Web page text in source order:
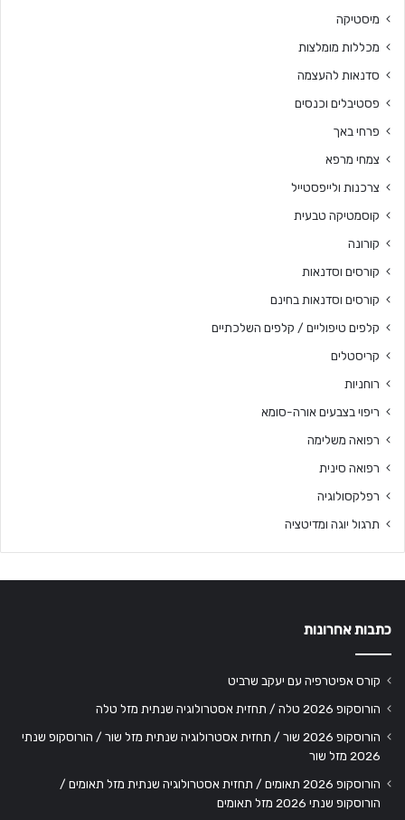
מיסטיקה
מכללות מומלצות
סדנאות להעצמה
פסטיבלים וכנסים
פרחי באך
צמחי מרפא
צרכנות ולייפסטייל
קוסמטיקה טבעית
קורונה
קורסים וסדנאות
קורסים וסדנאות בחינם
קלפים טיפוליים / קלפים השלכתיים
קריסטלים
רוחניות
ריפוי בצבעים אורה-סומא
רפואה משלימה
רפואה סינית
רפלקסולוגיה
תרגול יוגה ומדיטציה
כתבות אחרונות
קורס אפיטרפיה עם יעקב שרביט
הורוסקופ 2026 טלה / תחזית אסטרולוגיה שנתית מזל טלה
הורוסקופ 2026 שור / תחזית אסטרולוגיה שנתית מזל שור / הורוסקופ שנתי
2026 מזל שור
הורוסקופ 2026 תאומים / תחזית אסטרולוגיה שנתית מזל תאומים /
הורוסקופ שנתי 2026 מזל תאומים